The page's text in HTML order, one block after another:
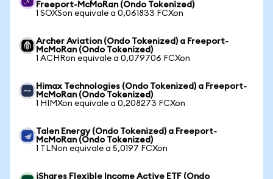
Freeport-McMoRan (Ondo Tokenized)
1 SOXSon equivale a 0,061833 FCXon
Archer Aviation (Ondo Tokenized) a Freeport-
McMoRan (Ondo Tokenized)
1 ACHRon equivale a 0,079706 FCXon
Himax Technologies (Ondo Tokenized) a Freeport-
McMoRan (Ondo Tokenized)
1 HIMXon equivale a 0,208273 FCXon
Talen Energy (Ondo Tokenized) a Freeport-
McMoRan (Ondo Tokenized)
1 TLNon equivale a 5,0197 FCXon
iShares Flexible Income Active ETF (Ondo